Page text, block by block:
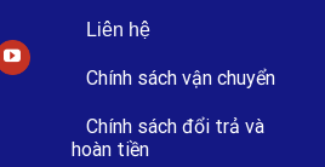
Liên hệ
Chính sách vận chuyển
Chính sách đổi trả và
hoàn tiền